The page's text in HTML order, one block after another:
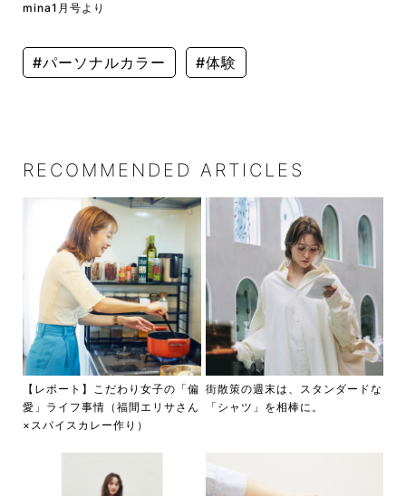
mina1月号より
#パーソナルカラー #体験
RECOMMENDED ARTICLES
【レポート】こだわり女子の「偏
愛」ライフ事情（福間エリサさん
×スパイスカレー作り）
街散策の週末は、スタンダードな
「シャツ」を相棒に。